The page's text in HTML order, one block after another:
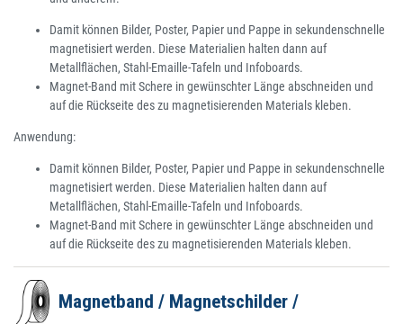
Damit können Bilder, Poster, Papier und Pappe in sekundenschnelle
magnetisiert werden. Diese Materialien halten dann auf
Metallflächen, Stahl-Emaille-Tafeln und Infoboards.
Magnet-Band mit Schere in gewünschter Länge abschneiden und
auf die Rückseite des zu magnetisierenden Materials kleben.
Anwendung:
Damit können Bilder, Poster, Papier und Pappe in sekundenschnelle
magnetisiert werden. Diese Materialien halten dann auf
Metallflächen, Stahl-Emaille-Tafeln und Infoboards.
Magnet-Band mit Schere in gewünschter Länge abschneiden und
auf die Rückseite des zu magnetisierenden Materials kleben.
Magnetband / Magnetschilder /